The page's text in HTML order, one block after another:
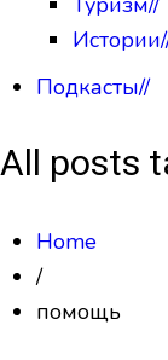
Истории
Подкасты//
All posts
Home
/
помощь